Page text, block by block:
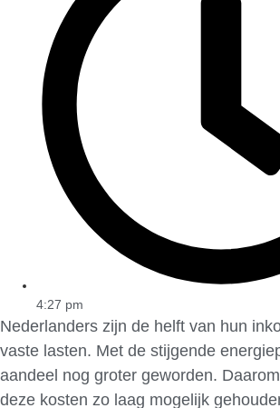
4:27 pm
Nederlanders zijn de helft van hun
vaste lasten. Met de stijgende
aandeel nog groter geworden.
deze kosten zo laag mogelijk